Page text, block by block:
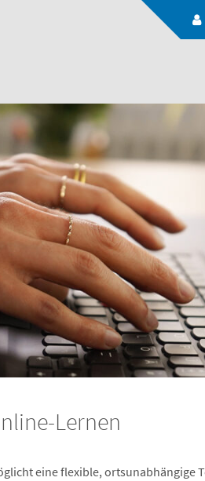
Lernen
eine flexible, ortsunabhängige